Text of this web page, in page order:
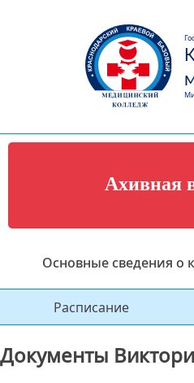
Ахивная
Основные сведения о
Расписание
Документы